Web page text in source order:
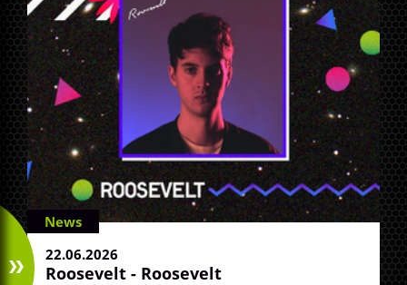
News
22.06.2026
Roosevelt - Roosevelt